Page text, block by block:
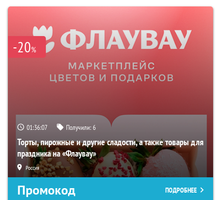
-20%
01:36:06 Получили:6
Торты, пирожные и другие сладости, а также товары для
праздника на «Флаувау»
Россия
Промокод ПОДРОБНЕЕ